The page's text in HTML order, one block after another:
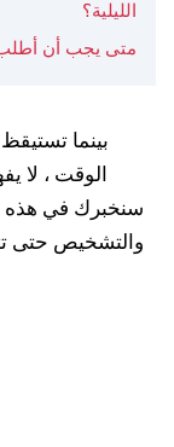
الليلية؟
5. متى يجب أن
بينما
الوقت ، لا
سنخبرك في هذه
والتشخيص حتى